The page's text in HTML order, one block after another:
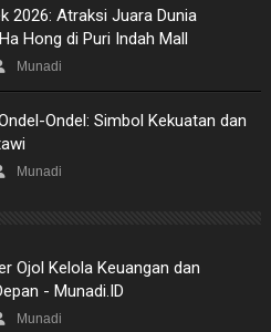
2026: Atraksi Juara Dunia
Hong di Puri Indah Mall
Munadi
Ondel: Simbol Kekuatan dan
Munadi
Ojol Kelola Keuangan dan
- Munadi.ID
Munadi